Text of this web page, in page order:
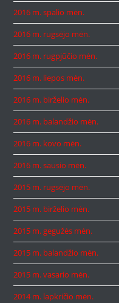
2016 m. spalio mėn.
2016 m. rugsėjo mėn.
2016 m. rugpjūčio mėn.
2016 m. liepos mėn.
2016 m. birželio mėn.
2016 m. balandžio mėn.
2016 m. kovo mėn.
2016 m. sausio mėn.
2015 m. rugsėjo mėn.
2015 m. birželio mėn.
2015 m. gegužės mėn.
2015 m. balandžio mėn.
2015 m. vasario mėn.
2014 m. lapkričio mėn.